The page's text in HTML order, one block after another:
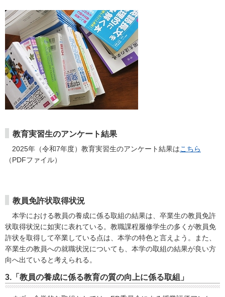
教育実習生のアンケート結果
2025年（令和7年度）教育実習生のアンケート結果はこちら
（PDFファイル）
教員免許状取得状況
本学における教員の養成に係る取組の結果は、卒業生の教員免許
状取得状況に如実に表れている。教職課程履修学生の多くが教員免
許状を取得して卒業している点は、本学の特色と言えよう。また、
卒業生の教員への就職状況についても、本学の取組の結果が良い方
向へ出ていると考えられる。
3.「教員の養成に係る教育の質の向上に係る取組」